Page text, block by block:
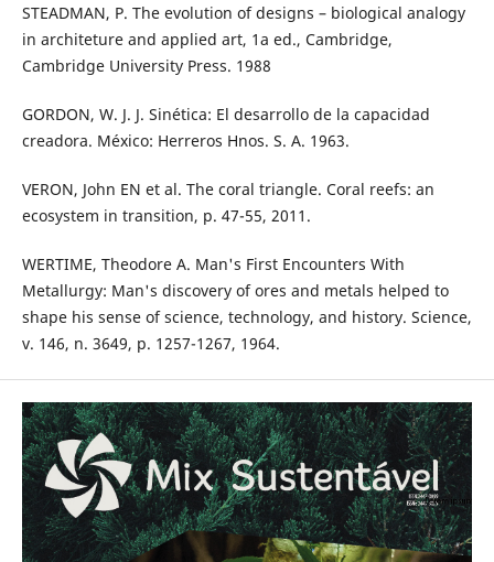
STEADMAN, P. The evolution of designs – biological analogy
in architeture and applied art, 1a ed., Cambridge,
Cambridge University Press. 1988
GORDON, W. J. J. Sinética: El desarrollo de la capacidad
creadora. México: Herreros Hnos. S. A. 1963.
VERON, John EN et al. The coral triangle. Coral reefs: an
ecosystem in transition, p. 47-55, 2011.
WERTIME, Theodore A. Man's First Encounters With
Metallurgy: Man's discovery of ores and metals helped to
shape his sense of science, technology, and history. Science,
v. 146, n. 3649, p. 1257-1267, 1964.